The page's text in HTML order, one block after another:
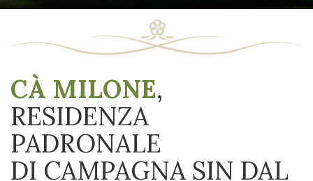
CÀ MILONE,
RESIDENZA
PADRONALE
DI CAMPAGNA SIN DAL